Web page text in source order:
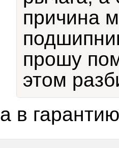
причина
прошу
этом
а в